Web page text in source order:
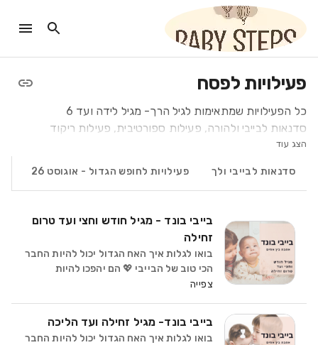
פעילויות לפסח
כל הפעילויות שמתאימות לגיל הרך- מגיל לידה ועד 6
סדנאות לבייבי ולהורה, פעילות ספורטיבית, פעילות ריקוד
הצג עוד
סדנאות לבייבי ולך פעילויות לחופש הגדול - אוגוסט 26
בייבי בונד - מגיל חודש וחצי ועד טרום
זחילה
בואו לגלות איך האח הגדול יכול להיות החבר
הכי טוב של הבייבי 💖 הם יהפכו להיות
שותפים פעילים במסע ההתפתחותי של
כבר מהרגעים הראש
צפייה
בייבי בונד- מגיל זחילה ועד הליכה
בואו לגלות איך האח הגדול יכול להיות החבר